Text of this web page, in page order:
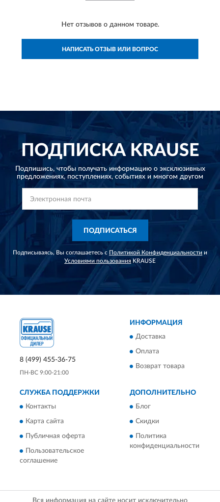
Нет отзывов о данном товаре.
НАПИСАТЬ ОТЗЫВ ИЛИ ВОПРОС
ПОДПИСКАKRAUSE
Подпишись, чтобы получать информацию о эксклюзивных
предложениях, поступлениях, событиях и многом другом
ПОДПИСАТЬСЯ
Подписываясь, Вы соглашаетесь с Политикой Конфиденциальности и
Условиями пользованияKRAUSE
8 (499) 455-36-75
ПН-ВС 9:00-21:00
ИНФОРМАЦИЯ
Доставка
Оплата
Возврат товара
СЛУЖБА ПОДДЕРЖКИ
Контакты
Карта сайта
Публичная оферта
Пользовательское
соглашение
ДОПОЛНИТЕЛЬНО
Блог
Скидки
Политика
конфиденциальности
Вся информация на сайте носит исключительно